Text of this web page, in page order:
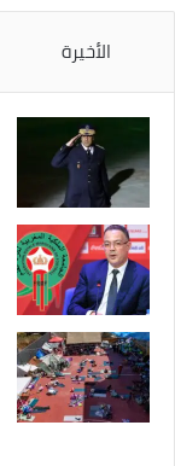
الأخيرة